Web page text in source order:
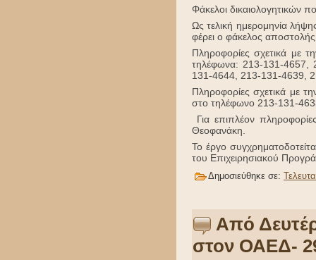
Φάκελοι δικαιολογητικών
Ως τελική ημερομηνία
φέρει ο φάκελος
Πληροφορίες σχετικά με
τηλέφωνα: 213-131-
131-4644, 213-131-4639,
Πληροφορίες σχετικά με
στο τηλέφωνο 213-131-
Για επιπλέον
Το έργο
του Επιχειρησιακού
Δημοσιεύθηκε σε:
Από
στον ΟΑΕΔ-